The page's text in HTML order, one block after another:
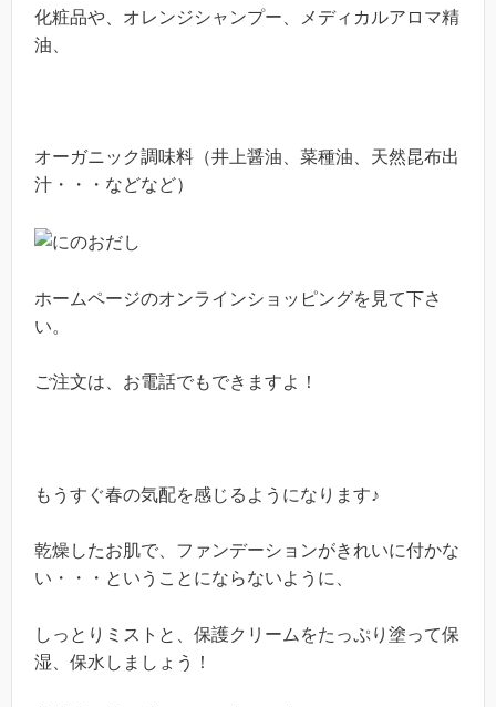
化粧品や、オレンジシャンプー、メディカルアロマ精
油、
オーガニック調味料（井上醤油、菜種油、天然昆布出
汁・・・などなど）
ホームページのオンラインショッピングを見て下さ
い。
ご注文は、お電話でもできますよ！
もうすぐ春の気配を感じるようになります♪
乾燥したお肌で、ファンデーションがきれいに付かな
い・・・ということにならないように、
しっとりミストと、保護クリームをたっぷり塗って保
湿、保水しましょう！